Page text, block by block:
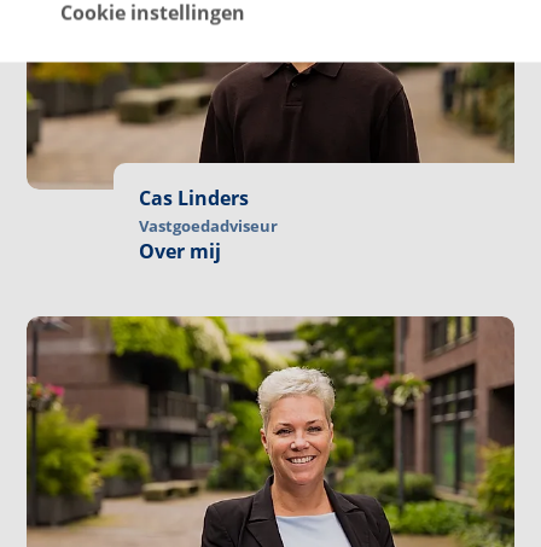
Cas Linders
Vastgoedadviseur
Over mij
Cookie instellingen